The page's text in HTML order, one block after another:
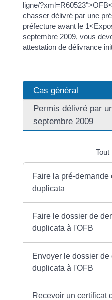
ligne/
chasser délivré par une
préfecture avant le
septembre 2009, vous
attestation de délivrance
Cas général
Permis délivré par
septembre 2009
Tout
Faire la pré-demande
duplicata
Faire le dossier de
duplicata à l'OFB
Envoyer le dossier
duplicata à l'OFB
Recevoir un certificat